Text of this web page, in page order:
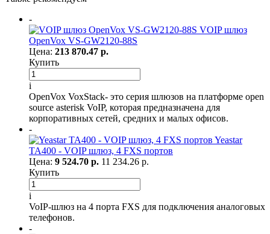
-
VOIP шлюз
OpenVox VS-GW2120-88S
Цена: 213 870.47 р.
Купить
i
OpenVox VoxStack- это серия шлюзов на платформе open
source asterisk VoIP, которая предназначена для
корпоративных сетей, средних и малых офисов.
-
Yeastar
TA400 - VOIP шлюз, 4 FXS портов
Цена: 9 524.70 р. 11 234.26 р.
Купить
i
VoIP-шлюз на 4 порта FXS для подключения аналоговых
телефонов.
-